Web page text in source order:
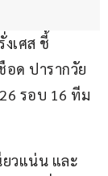
เศส ชี้
อด ปารากวัย
รอบ 16 ทีม
ยวแน่น และ